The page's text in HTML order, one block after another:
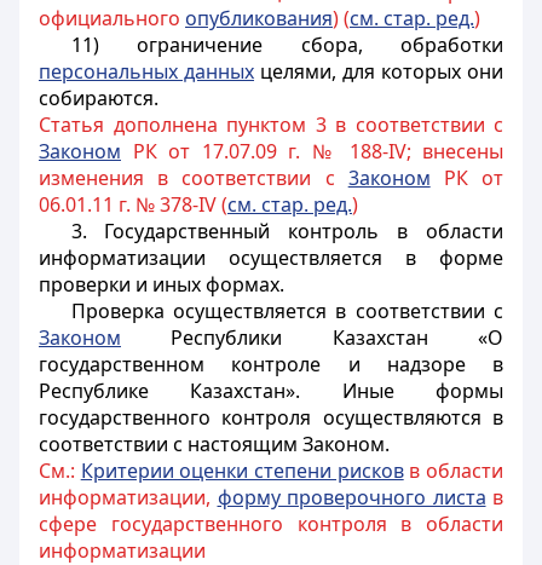
официального опубликования) (см. стар. ред.)
11) ограничение сбора, обработки
персональных данных целями, для которых они
собираются.
Статья дополнена пунктом 3 в соответствии с
Законом РК от 17.07.09 г. № 188-IV; внесены
изменения в соответствии с 3аконом РК от
06.01.11 г. № 378-IV (см. стар. ред.)
3. Государственный контроль в области
информатизации осуществляется в форме
проверки и иных формах.
Проверка осуществляется в соответствии с
Законом Республики Казахстан «О
государственном контроле и надзоре в
Республике Казахстан». Иные формы
государственного контроля осуществляются в
соответствии с настоящим Законом.
См.: Критерии оценки степени рисковв области
информатизации, форму проверочного листа в
сфере государственного контроля в области
информатизации